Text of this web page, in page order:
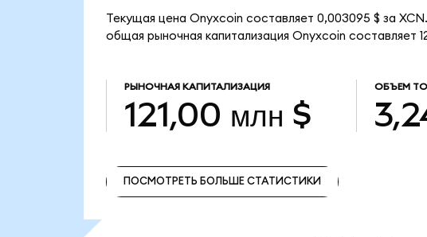
Текущая цена Onyxcoin составляет 0,003095 $ за
общая рыночная капитализация Onyxcoin составляет
РЫНОЧНАЯ КАПИТАЛИЗАЦИЯ
121,00 млн $
ОБЪЕМ
ПОСМОТРЕТЬ БОЛЬШЕ СТАТИСТИКИ